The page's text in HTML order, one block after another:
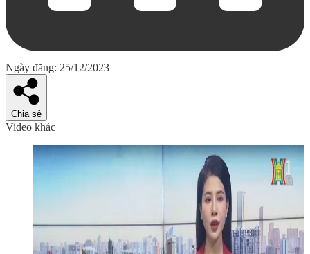
Ngày đăng: 25/12/2023
Chia sẻ
Video khác